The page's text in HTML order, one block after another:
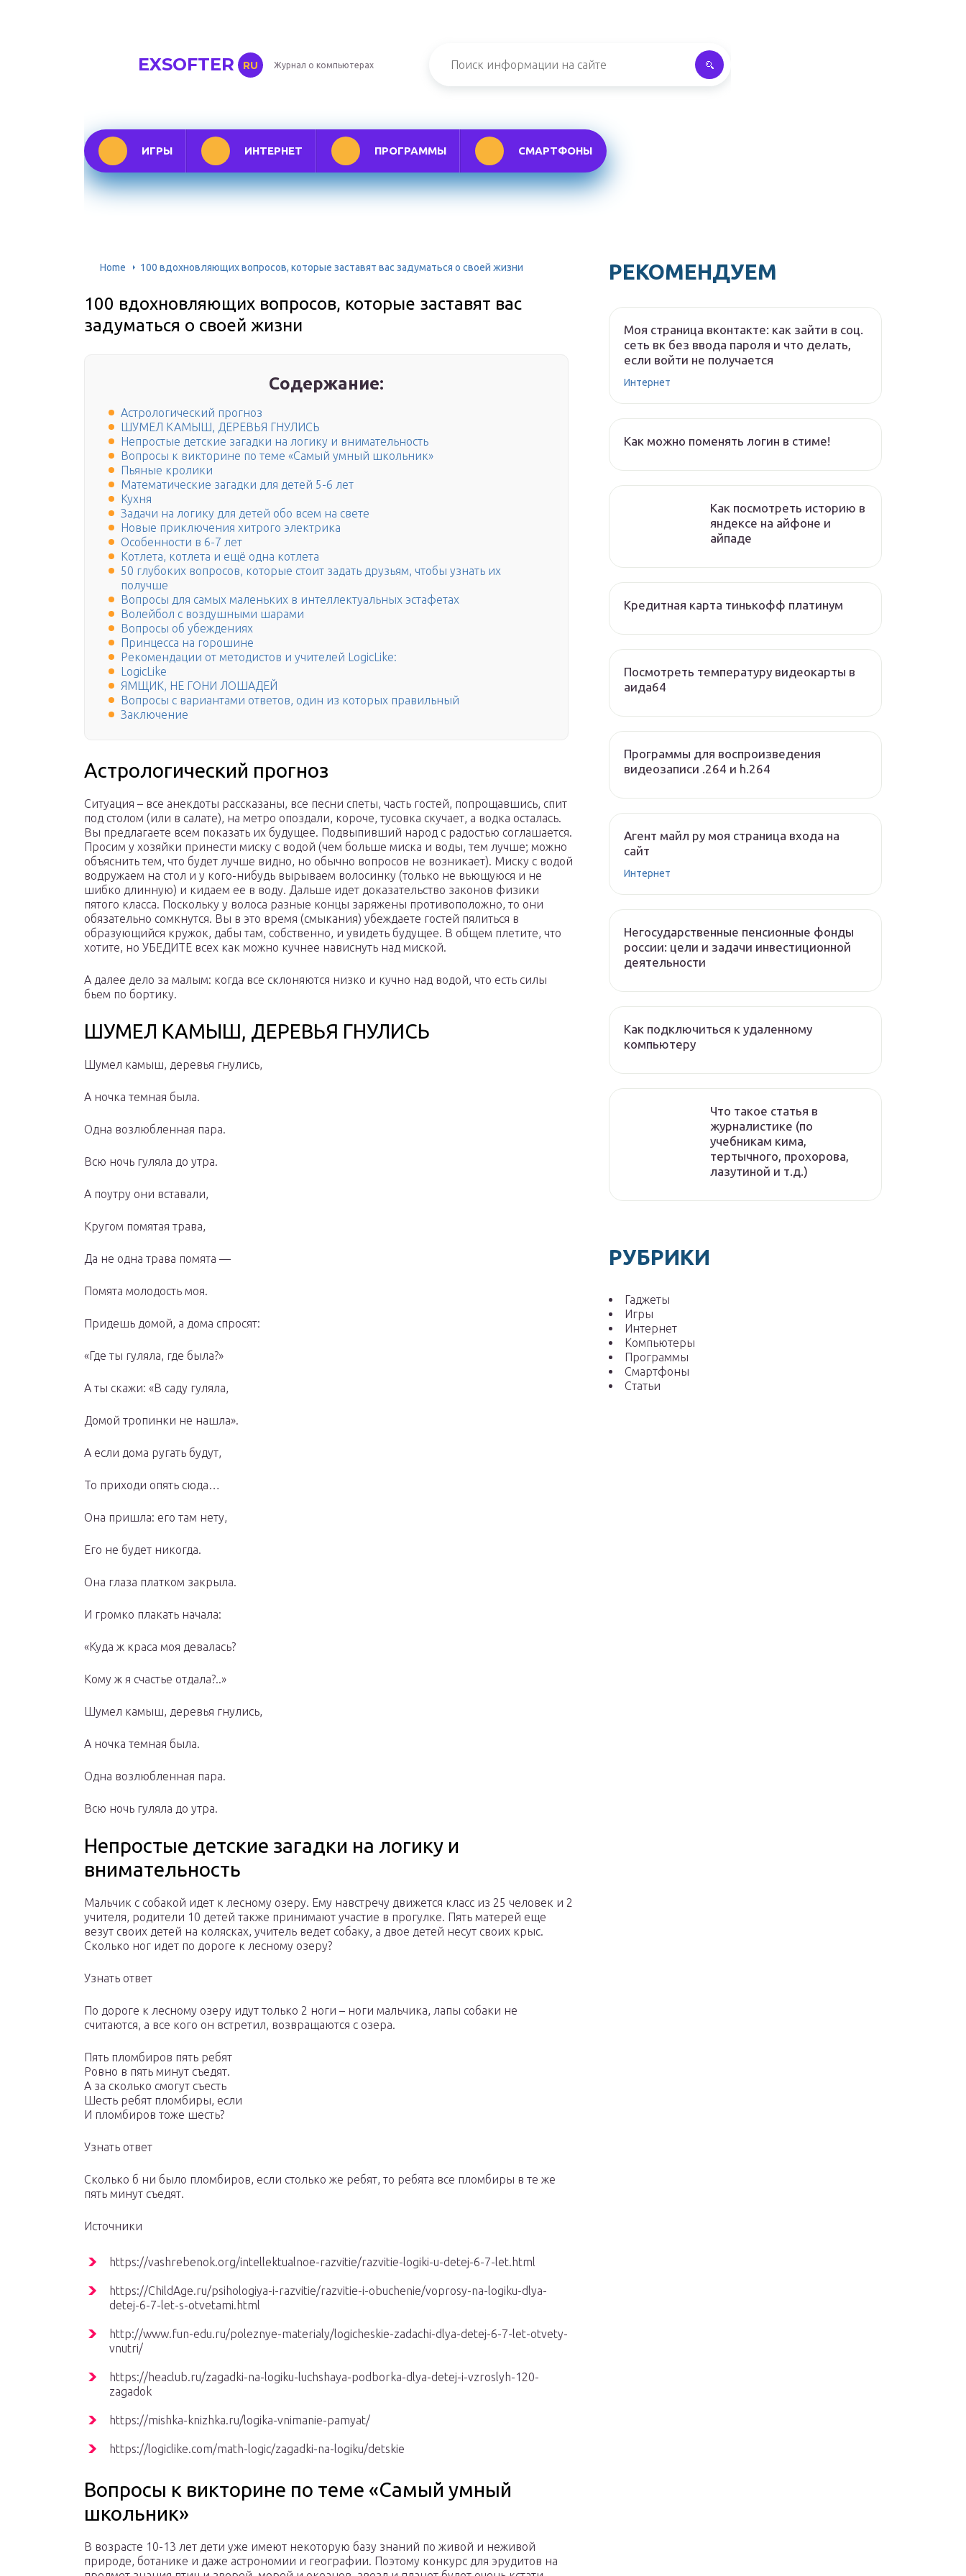
EXSOFTER RU Журнал о компьютерах
ИГРЫ ИНТЕРНЕТ ПРОГРАММЫ СМАРТФОНЫ
Home 100 вдохновляющих вопросов, которые заставят вас задуматься о своей жизни
100 вдохновляющих вопросов, которые заставят вас
задуматься о своей жизни
Содержание:
Астрологический прогноз
ШУМЕЛ КАМЫШ, ДЕРЕВЬЯ ГНУЛИСЬ
Непростые детские загадки на логику и внимательность
Вопросы к викторине по теме «Самый умный школьник»
Пьяные кролики
Математические загадки для детей 5-6 лет
Кухня
Задачи на логику для детей обо всем на свете
Новые приключения хитрого электрика
Особенности в 6-7 лет
Котлета, котлета и ещё одна котлета
50 глубоких вопросов, которые стоит задать друзьям, чтобы узнать их
получше
Вопросы для самых маленьких в интеллектуальных эстафетах
Волейбол с воздушными шарами
Вопросы об убеждениях
Принцесса на горошине
Рекомендации от методистов и учителей LogicLike:
LogicLike
ЯМЩИК, НЕ ГОНИ ЛОШАДЕЙ
Вопросы с вариантами ответов, один из которых правильный
Заключение
Астрологический прогноз
Ситуация – все анекдоты рассказаны, все песни спеты, часть гостей, попрощавшись, спит
под столом (или в салате), на метро опоздали, короче, тусовка скучает, а водка осталась.
Вы предлагаете всем показать их будущее. Подвыпивший народ с радостью соглашается.
Просим у хозяйки принести миску с водой (чем больше миска и воды, тем лучше; можно
объяснить тем, что будет лучше видно, но обычно вопросов не возникает). Миску с водой
водружаем на стол и у кого-нибудь вырываем волосинку (только не вьющуюся и не
шибко длинную) и кидаем ее в воду. Дальше идет доказательство законов физики
пятого класса. Поскольку у волоса разные концы заряжены противоположно, то они
обязательно сомкнутся. Вы в это время (смыкания) убеждаете гостей пялиться в
образующийся кружок, дабы там, собственно, и увидеть будущее. В общем плетите, что
хотите, но УБЕДИТЕ всех как можно кучнее нависнуть над миской.
А далее дело за малым: когда все склоняются низко и кучно над водой, что есть силы
бьем по бортику.
ШУМЕЛ КАМЫШ, ДЕРЕВЬЯ ГНУЛИСЬ
Шумел камыш, деревья гнулись,
А ночка темная была.
Одна возлюбленная пара.
Всю ночь гуляла до утра.
А поутру они вставали,
Кругом помятая трава,
Да не одна трава помята —
Помята молодость моя.
Придешь домой, а дома спросят:
«Где ты гуляла, где была?»
А ты скажи: «В саду гуляла,
Домой тропинки не нашла».
А если дома ругать будут,
То приходи опять сюда…
Она пришла: его там нету,
Его не будет никогда.
Она глаза платком закрыла.
И громко плакать начала:
«Куда ж краса моя девалась?
Кому ж я счастье отдала?..»
Шумел камыш, деревья гнулись,
А ночка темная была.
Одна возлюбленная пара.
Всю ночь гуляла до утра.
Непростые детские загадки на логику и
внимательность
Мальчик с собакой идет к лесному озеру. Ему навстречу движется класс из 25 человек и 2
учителя, родители 10 детей также принимают участие в прогулке. Пять матерей еще
везут своих детей на колясках, учитель ведет собаку, а двое детей несут своих крыс.
Сколько ног идет по дороге к лесному озеру?
Узнать ответ
По дороге к лесному озеру идут только 2 ноги – ноги мальчика, лапы собаки не
считаются, а все кого он встретил, возвращаются с озера.
Пять пломбиров пять ребят
Ровно в пять минут съедят.
А за сколько смогут съесть
Шесть ребят пломбиры, если
И пломбиров тоже шесть?
Узнать ответ
Сколько б ни было пломбиров, если столько же ребят, то ребята все пломбиры в те же
пять минут съедят.
Источники
https://vashrebenok.org/intellektualnoe-razvitie/razvitie-logiki-u-detej-6-7-let.html
https://ChildAge.ru/psihologiya-i-razvitie/razvitie-i-obuchenie/voprosy-na-logiku-dlya-
detej-6-7-let-s-otvetami.html
http://www.fun-edu.ru/poleznye-materialy/logicheskie-zadachi-dlya-detej-6-7-let-otvety-
vnutri/
https://heaclub.ru/zagadki-na-logiku-luchshaya-podborka-dlya-detej-i-vzroslyh-120-
zagadok
https://mishka-knizhka.ru/logika-vnimanie-pamyat/
https://logiclike.com/math-logic/zagadki-na-logiku/detskie
Вопросы к викторине по теме «Самый умный
школьник»
В возрасте 10-13 лет дети уже имеют некоторую базу знаний по живой и неживой
природе, ботанике и даже астрономии и географии. Поэтому конкурс для эрудитов на
РЕКОМЕНДУЕМ
Моя страница вконтакте: как зайти в соц.
сеть вк без ввода пароля и что делать,
если войти не получается
Интернет
Как можно поменять логин в стиме!
Как посмотреть историю в
яндексе на айфоне и
айпаде
Кредитная карта тинькофф платинум
Посмотреть температуру видеокарты в
аида64
Программы для воспроизведения
видеозаписи .264 и h.264
Агент майл ру моя страница входа на
сайт
Интернет
Негосударственные пенсионные фонды
россии: цели и задачи инвестиционной
деятельности
Как подключиться к удаленному
компьютеру
Что такое статья в
журналистике (по
учебникам кима,
тертычного, прохорова,
лазутиной и т.д.)
РУБРИКИ
Гаджеты
Игры
Интернет
Компьютеры
Программы
Смартфоны
Статьи